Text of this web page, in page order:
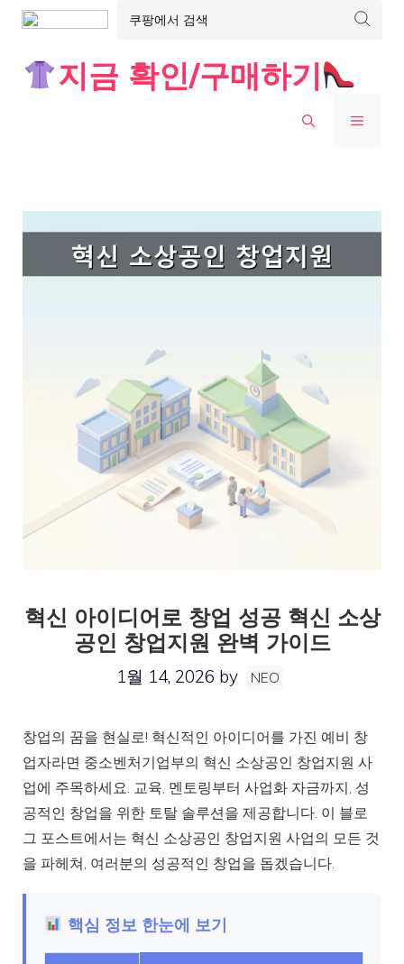
지금 확인/구매하기
MENU
혁신 아이디어로 창업 성공 혁신 소상
공인 창업지원 완벽 가이드
1월 14, 2026 by NEO
창업의 꿈을 현실로! 혁신적인 아이디어를 가진 예비 창
업자라면 중소벤처기업부의 혁신 소상공인 창업지원 사
업에 주목하세요. 교육, 멘토링부터 사업화 자금까지, 성
공적인 창업을 위한 토탈 솔루션을 제공합니다. 이 블로
그 포스트에서는 혁신 소상공인 창업지원 사업의 모든 것
을 파헤쳐, 여러분의 성공적인 창업을 돕겠습니다.
핵심 정보 한눈에 보기